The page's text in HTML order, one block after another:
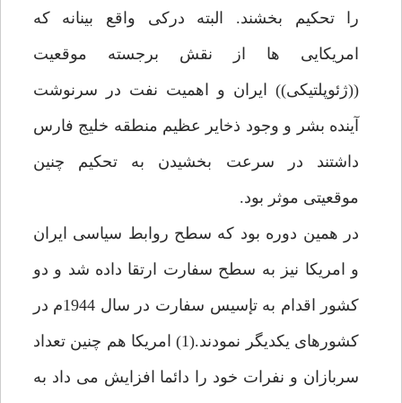
را تحكيم بخشند. البته دركى واقع بينانه كه
امريكايى ها از نقش برجسته موقعيت
((ژئوپلتيكى)) ايران و اهميت نفت در سرنوشت
آينده بشر و وجود ذخاير عظيم منطقه خليج فارس
داشتند در سرعت بخشيدن به تحكيم چنين
موقعيتى موثر بود.
در همين دوره بود كه سطح روابط سياسى ايران
و امريكا نيز به سطح سفارت ارتقا داده شد و دو
كشور اقدام به تإسيس سفارت در سال 1944م در
كشورهاى يكديگر نمودند.(1) امريكا هم چنين تعداد
سربازان و نفرات خود را دائما افزايش مى داد به